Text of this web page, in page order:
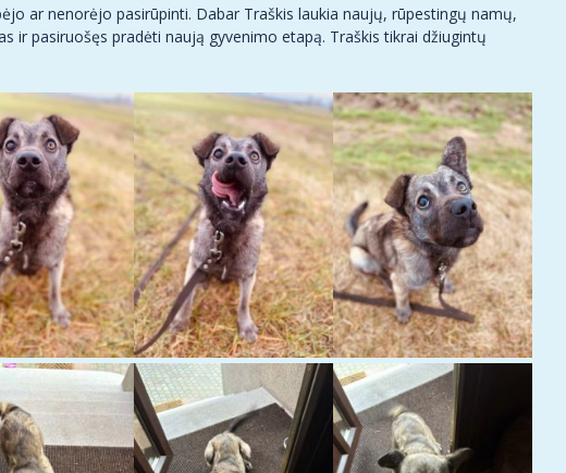
ar nenorėjo pasirūpinti. Dabar Traškis laukia naujų, rūpestingų namų,
ir pasiruošęs pradėti naują gyvenimo etapą. Traškis tikrai džiugintų